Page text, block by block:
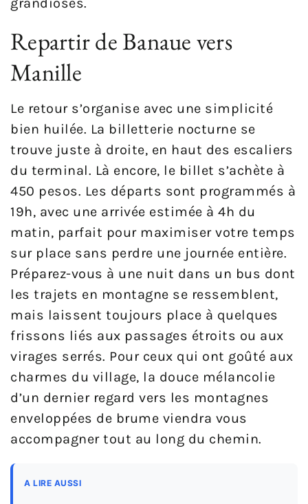
grandioses.
Repartir de Banaue vers
Manille
Le retour s’organise avec une simplicité
bien huilée. La billetterie nocturne se
trouve juste à droite, en haut des escaliers
du terminal. Là encore, le billet s’achète à
450 pesos. Les départs sont programmés à
19h, avec une arrivée estimée à 4h du
matin, parfait pour maximiser votre temps
sur place sans perdre une journée entière.
Préparez-vous à une nuit dans un bus dont
les trajets en montagne se ressemblent,
mais laissent toujours place à quelques
frissons liés aux passages étroits ou aux
virages serrés. Pour ceux qui ont goûté aux
charmes du village, la douce mélancolie
d’un dernier regard vers les montagnes
enveloppées de brume viendra vous
accompagner tout au long du chemin.
A LIRE AUSSI